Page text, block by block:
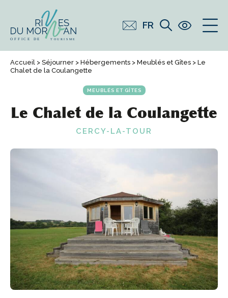
FR
Accueil > Séjourner > Hébergements > Meublés et Gîtes > Le
Chalet de la Coulangette
MEUBLÉS ET GÎTES
Le Chalet de la Coulangette
CERCY-LA-TOUR